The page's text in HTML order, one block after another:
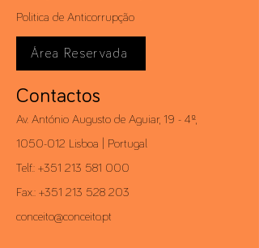
Politica de Anticorrupção
Área Reservada
Contactos
Av. António Augusto de Aguiar, 19 - 4º,
1050-012 Lisboa | Portugal
Telf.: +351 213 581 000
Fax.: +351 213 528 203
conceito@conceito.pt